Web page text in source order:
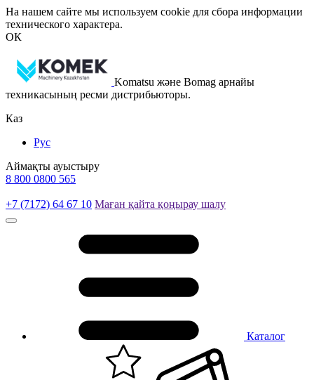
На нашем сайте мы используем cookie для сбора информации
технического характера.
ОК
Komatsu және Bomag арнайы
техникасының ресми дистрибьюторы.
Каз
Рус
Аймақты ауыстыру
8 800 0800 565
+7 (7172) 64 67 10 Маған қайта қоңырау шалу
Каталог